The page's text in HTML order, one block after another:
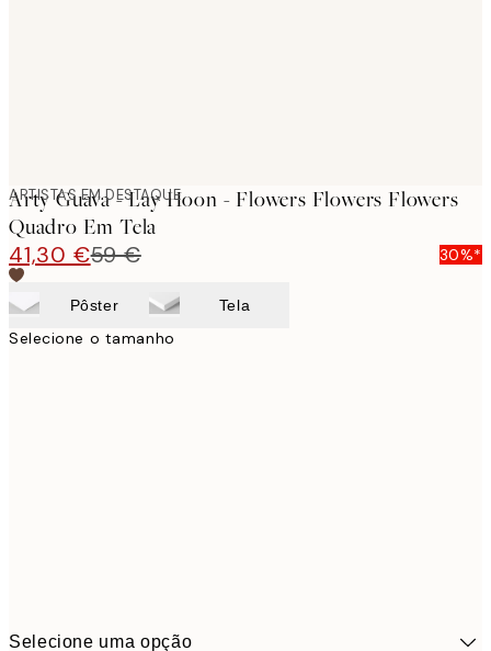
ARTISTAS EM DESTAQUE
Arty Guava - Lay Hoon - Flowers Flowers Flowers
Quadro Em Tela
41,30 €59 € 30%*
Pôster Tela
Selecione o tamanho
Selecione uma opção